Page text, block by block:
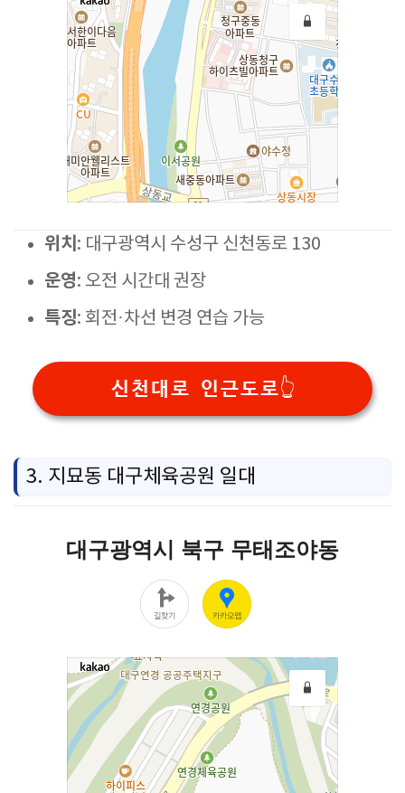
위치 : 대구광역시 수성구 신천동로 130
운영: 오전 시간대 권장
특징: 회전·차선 변경 연습 가능
신천대로 인근도로👆️
3. 지묘동 대구체육공원 일대